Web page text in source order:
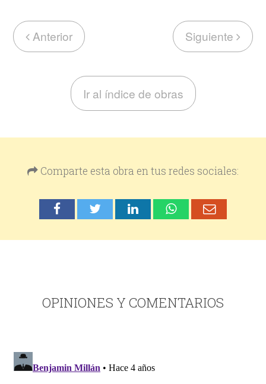
Anterior Siguiente
Ir al índice de obras
Comparte esta obra en tus redes sociales:
OPINIONES Y COMENTARIOS